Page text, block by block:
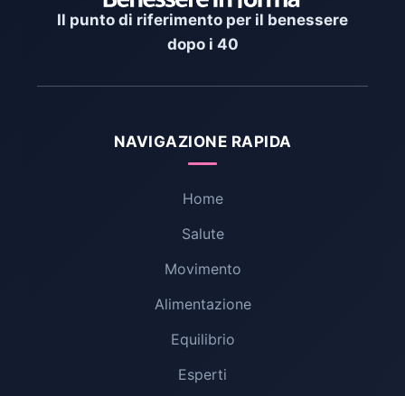
Il punto di riferimento per il benessere
dopo i 40
NAVIGAZIONE RAPIDA
Home
Salute
Movimento
Alimentazione
Equilibrio
Esperti